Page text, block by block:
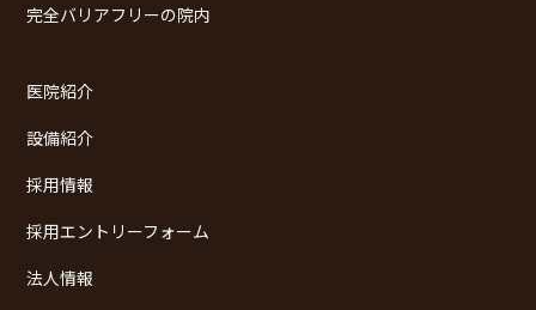
完全バリアフリーの院内
医院紹介
設備紹介
採用情報
採用エントリーフォーム
法人情報